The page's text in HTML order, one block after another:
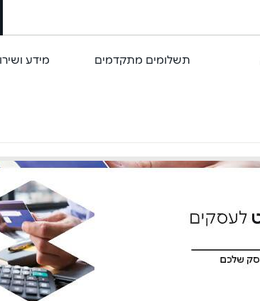
תשלומים מתקדמים מידע